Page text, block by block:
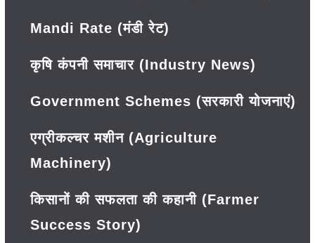
Mandi Rate (मंडी रेट)
कृषि कंपनी समाचार (Industry News)
Government Schemes (सरकारी योजनाएं)
एग्रीकल्चर मशीन (Agriculture
Machinery)
किसानों की सफलता की कहानी (Farmer
Success Story)